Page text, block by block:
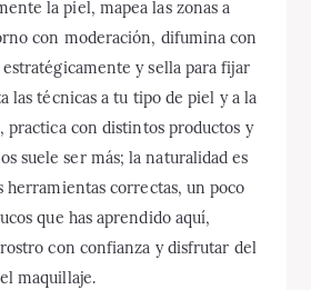
la piel, mapea las zonas a
con moderación, difumina con
y sella para fijar
las técnicas a tu tipo de piel y a la
practica con distintos productos y
suele ser más; la naturalidad es
herramientas correctas, un poco
que has aprendido aquí,
con confianza y disfrutar del
maquillaje.